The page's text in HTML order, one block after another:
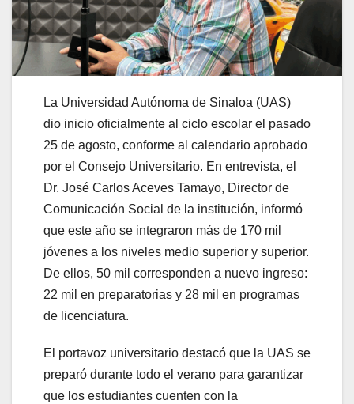
La Universidad Autónoma de Sinaloa (UAS)
dio inicio oficialmente al ciclo escolar el pasado
25 de agosto, conforme al calendario aprobado
por el Consejo Universitario. En entrevista, el
Dr. José Carlos Aceves Tamayo, Director de
Comunicación Social de la institución, informó
que este año se integraron más de 170 mil
jóvenes a los niveles medio superior y superior.
De ellos, 50 mil corresponden a nuevo ingreso:
22 mil en preparatorias y 28 mil en programas
de licenciatura.
El portavoz universitario destacó que la UAS se
preparó durante todo el verano para garantizar
que los estudiantes cuenten con la